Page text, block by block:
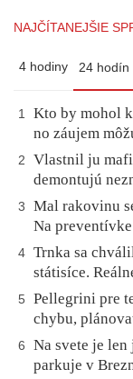
NAJČÍTANEJŠIE
4 hodiny 24 hodín
1
Kto by mohol
no záujem
2
Vlastnil ju
demontujú
3
Mal rakovinu
Na
4 Trnka sa
státisíce.
5
Pellegrini pre
chybu,
6
Na svete je
parkuje v